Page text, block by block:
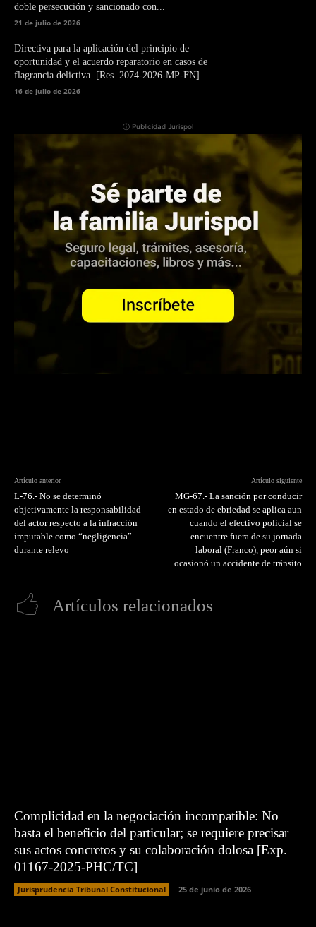
doble persecución y sancionado con...
21 de julio de 2026
Directiva para la aplicación del principio de
oportunidad y el acuerdo reparatorio en casos de
flagrancia delictiva. [Res. 2074-2026-MP-FN]
16 de julio de 2026
ⓘ Publicidad Jurispol
Artículo anterior
L-76.- No se determinó
objetivamente la responsabilidad
del actor respecto a la infracción
imputable como “negligencia”
durante relevo
Artículo siguiente
MG-67.- La sanción por conducir
en estado de ebriedad se aplica aun
cuando el efectivo policial se
encuentre fuera de su jornada
laboral (Franco), peor aún si
ocasionó un accidente de tránsito
Artículos relacionados
Complicidad en la negociación incompatible: No
basta el beneficio del particular; se requiere precisar
sus actos concretos y su colaboración dolosa [Exp.
01167-2025-PHC/TC]
Jurisprudencia Tribunal Constitucional 25 de junio de 2026